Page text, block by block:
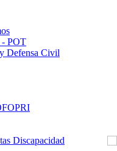
- POT
Defensa Civil
Discapacidad